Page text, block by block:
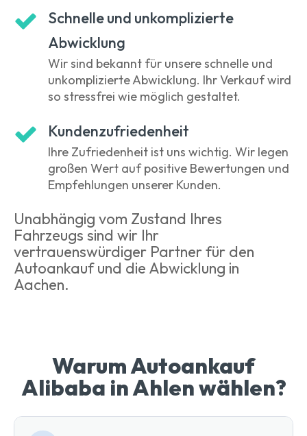
Schnelle und unkomplizierte
Abwicklung
Wir sind bekannt für unsere schnelle und
unkomplizierte Abwicklung. Ihr Verkauf wird
so stressfrei wie möglich gestaltet.
Kundenzufriedenheit
Ihre Zufriedenheit ist uns wichtig. Wir legen
großen Wert auf positive Bewertungen und
Empfehlungen unserer Kunden.
Unabhängig vom Zustand Ihres
Fahrzeugs sind wir Ihr
vertrauenswürdiger Partner für den
Autoankauf und die Abwicklung in
Aachen.
Warum Autoankauf
Alibaba in Ahlen wählen?